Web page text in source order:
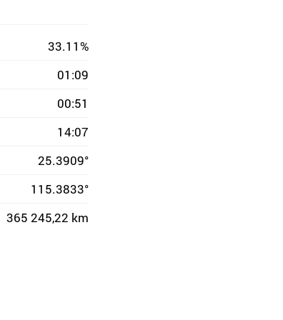
33.11%
01:09
00:51
14:07
25.3909°
115.3833°
365 245,22 km